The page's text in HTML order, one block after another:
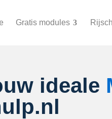
Gratis modules
ideale